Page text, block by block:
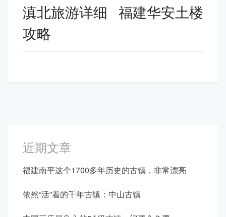
章
导
航
滇北旅游详细
攻略
福建华安土楼
近期文章
福建南平这个1700多年历史的古镇，非常漂亮
依然“活”着的千年古镇：中山古镇